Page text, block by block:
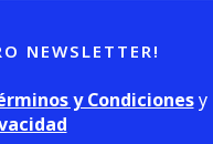
NEWSLETTER!
y Condicionesy